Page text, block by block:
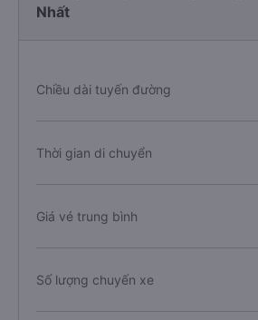
Nhất
Chiều dài tuyến đường
Thời gian di chuyển
Giá vé trung bình
Số lượng chuyến xe